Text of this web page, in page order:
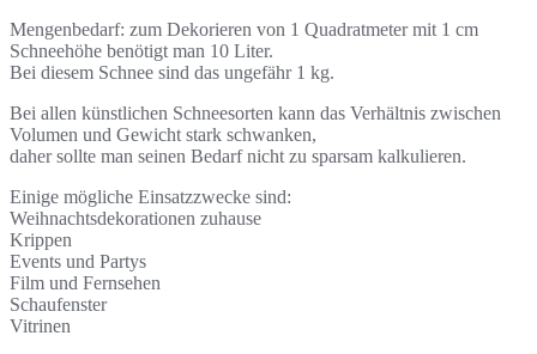
Mengenbedarf: zum Dekorieren von 1 Quadratmeter mit 1 cm
Schneehöhe benötigt man 10 Liter.
Bei diesem Schnee sind das ungefähr 1 kg.
Bei allen künstlichen Schneesorten kann das Verhältnis zwischen
Volumen und Gewicht stark schwanken,
daher sollte man seinen Bedarf nicht zu sparsam kalkulieren.
Einige mögliche Einsatzzwecke sind:
Weihnachtsdekorationen zuhause
Krippen
Events und Partys
Film und Fernsehen
Schaufenster
Vitrinen